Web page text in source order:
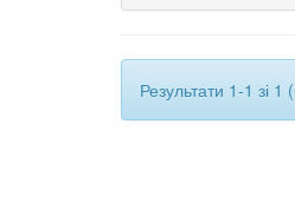
Результати 1-1 зі